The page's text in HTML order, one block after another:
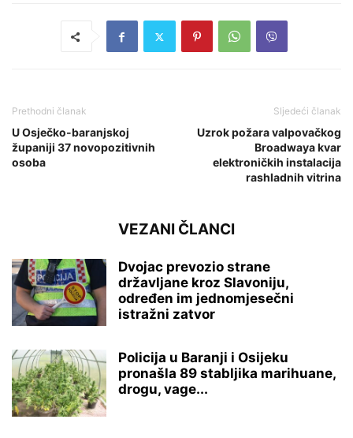
Prethodni članak
U Osječko-baranjskoj
županiji 37 novopozitivnih
osoba
Sljedeći članak
Uzrok požara valpovačkog
Broadwaya kvar
elektroničkih instalacija
rashladnih vitrina
VEZANI ČLANCI
Dvojac prevozio strane
državljane kroz Slavoniju,
određen im jednomjesečni
istražni zatvor
Policija u Baranji i Osijeku
pronašla 89 stabljika marihuane,
drogu, vage...